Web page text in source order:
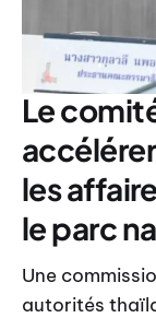
Le
les
le parc
Une
autorités